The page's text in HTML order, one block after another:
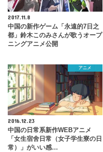
2017.11.8
中国の新作ゲーム「永遠的7日之
都」鈴木このみさんが歌うオープ
ニングアニメ公開
アニメ
2016.12.23
中国の日常系新作WEBアニメ
「女生宿舍日常（女子学生寮の日
常）」がいい感…